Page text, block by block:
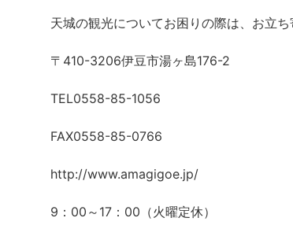
天城の観光についてお困りの際は、お立
〒410-3206伊豆市湯ヶ島176-2
TEL0558-85-1056
FAX0558-85-0766
http://www.amagigoe.jp/
9：00～17：00（火曜定休）